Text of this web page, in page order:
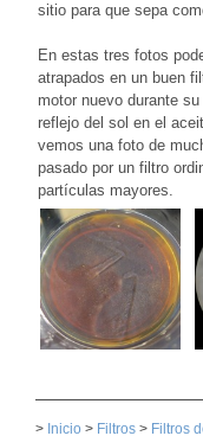
sitio para que sepa
En estas tres fotos
atrapados en un buen
motor nuevo durante
reflejo del sol en el
vemos una foto de
pasado por un filtro
partículas mayores.
> Inicio > Filtros > Filtros